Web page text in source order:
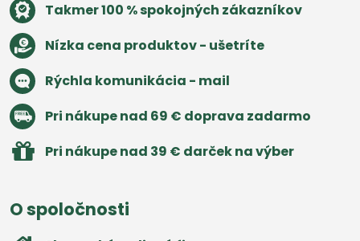
Takmer 100 % spokojných zákazníkov
Nízka cena produktov - ušetríte
Rýchla komunikácia - mail
Pri nákupe nad 69 € doprava zadarmo
Pri nákupe nad 39 € darček na výber
O spoločnosti